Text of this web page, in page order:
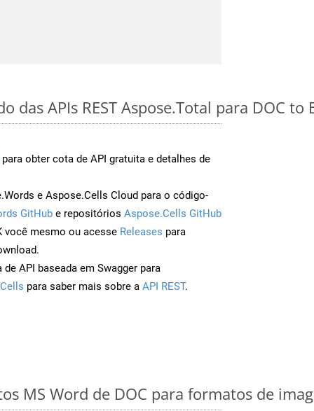
das APIs REST Aspose.Total para DOC to
para obter cota de API gratuita e detalhes de
e Aspose.Cells Cloud para o código-
GitHub e repositórios Aspose.Cells GitHub
você mesmo ou acesse Releases para
API baseada em Swagger para
para saber mais sobre a API REST.
MS Word de DOC para formatos de